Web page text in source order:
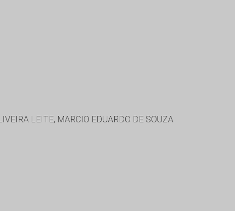
LEITE, MARCIO EDUARDO DE SOUZA